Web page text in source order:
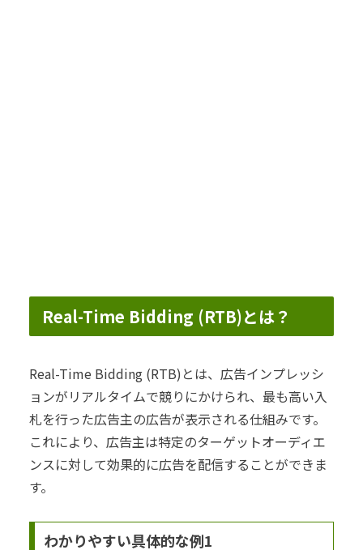
Real-Time Bidding (RTB)とは？
Real-Time Bidding (RTB)とは、広告インプレッシ
ョンがリアルタイムで競りにかけられ、最も高い入
札を行った広告主の広告が表示される仕組みです。
これにより、広告主は特定のターゲットオーディエ
ンスに対して効果的に広告を配信することができま
す。
わかりやすい具体的な例1